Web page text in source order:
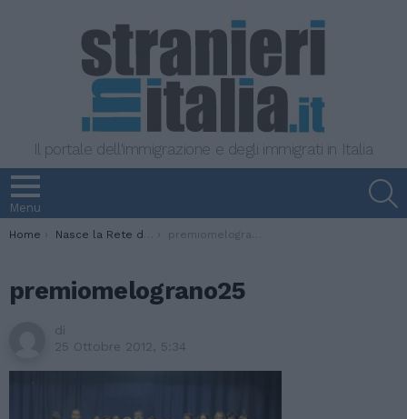
Il portale dell'immigrazione e degli immigrati in Italia
Menu
You are here:
Home Nasce la Rete delle Donne nel Mondo per promuovere la convivenza premiomelograno25
premiomelograno25
di
25 Ottobre 2012, 5:34